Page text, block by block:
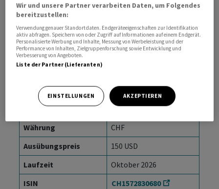
Satelliteninternet, Verteidigung, künstliche
Intelligenz, Rechenzentren und Robotik. Gleichzeitig
winkt vielleicht sogar die Verschmelzung mit Tesla.
Produktidee:Warrants
Richtung
Call
Basiswert
SpaceX
Währung
CHF
Ausübungspreis
150 USD
Laufzeit
Oktober 2026
ISIN
CH1572830680
Wir und unsere Partner verarbeiten Daten, um Folgendes
bereitzustellen:
Verwendung genauer Standortdaten. Endgeräteeigenschaften zur Identifikation
aktiv abfragen. Speichern von oder Zugriff auf Informationen auf einem Endgerät.
Personalisierte Werbung und Inhalte, Messung von Werbeleistung und der
Performance von Inhalten, Zielgruppenforschung sowie Entwicklung und
Verbesserung von Angeboten.
Liste der Partner (Lieferanten)
EINSTELLUNGEN AKZEPTIEREN